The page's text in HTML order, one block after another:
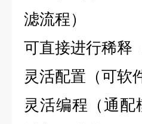
滤流程）
可直接进行稀释
灵活配置（可软
灵活编程（通